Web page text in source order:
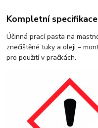
Kompletní specifikace
Účinná prací pasta na
znečištěné tuky a oleji –
pro použití v pračkách.